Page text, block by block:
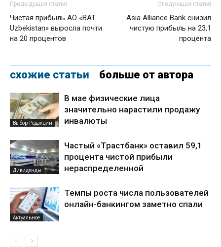
Предыдущая статья
Чистая прибыль АО «BAT
Uzbekistan» выросла почти
на 20 процентов
Следующая статья
Asia Alliance Bank снизил
чистую прибыль на 23,1
процента
схожие статьи больше от автора
Выбор Редакции
В мае физические лица
значительно нарастили продажу
инвалюты
Дивиденды
Частый «Трастбанк» оставил 59,1
процента чистой прибыли
нераспределенной
Актуальное
Темпы роста числа пользователей
онлайн-банкингом заметно спали